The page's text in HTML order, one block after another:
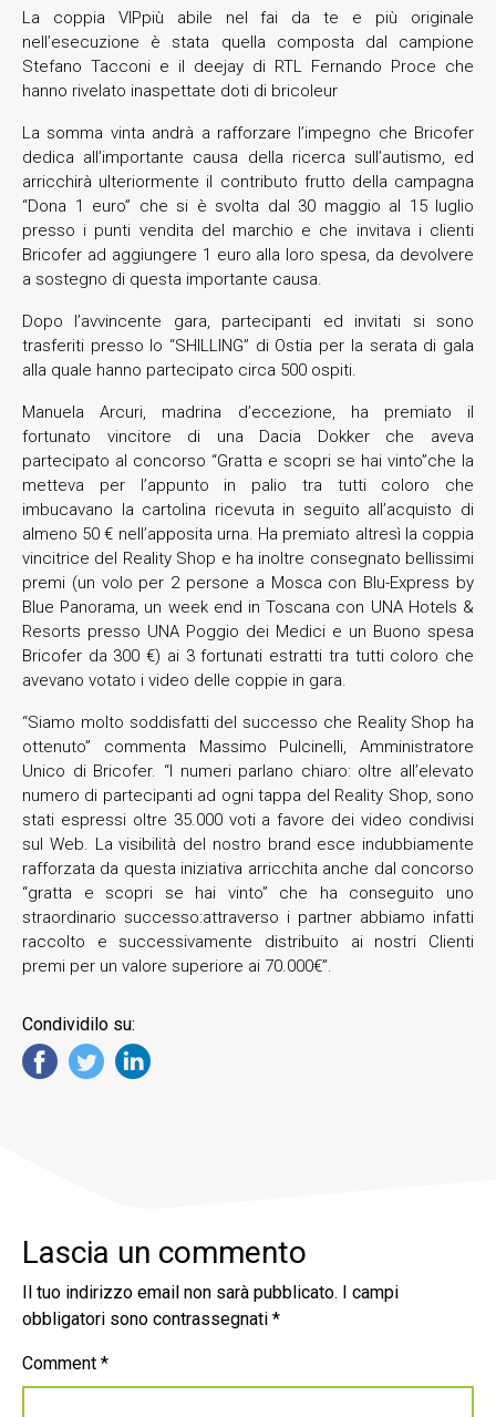
La coppia VIPpiù abile nel fai da te e più originale
nell’esecuzione è stata quella composta dal campione
Stefano Tacconi e il deejay di RTL Fernando Proce che
hanno rivelato inaspettate doti di bricoleur
La somma vinta andrà a rafforzare l’impegno che Bricofer
dedica all’importante causa della ricerca sull’autismo, ed
arricchirà ulteriormente il contributo frutto della campagna
“Dona 1 euro” che si è svolta dal 30 maggio al 15 luglio
presso i punti vendita del marchio e che invitava i clienti
Bricofer ad aggiungere 1 euro alla loro spesa, da devolvere
a sostegno di questa importante causa.
Dopo l’avvincente gara, partecipanti ed invitati si sono
trasferiti presso lo “SHILLING” di Ostia per la serata di gala
alla quale hanno partecipato circa 500 ospiti.
Manuela Arcuri, madrina d’eccezione, ha premiato il
fortunato vincitore di una Dacia Dokker che aveva
partecipato al concorso “Gratta e scopri se hai vinto”che la
metteva per l’appunto in palio tra tutti coloro che
imbucavano la cartolina ricevuta in seguito all’acquisto di
almeno 50 € nell’apposita urna. Ha premiato altresì la coppia
vincitrice del Reality Shop e ha inoltre consegnato bellissimi
premi (un volo per 2 persone a Mosca con Blu-Express by
Blue Panorama, un week end in Toscana con UNA Hotels &
Resorts presso UNA Poggio dei Medici e un Buono spesa
Bricofer da 300 €) ai 3 fortunati estratti tra tutti coloro che
avevano votato i video delle coppie in gara.
“Siamo molto soddisfatti del successo che Reality Shop ha
ottenuto” commenta Massimo Pulcinelli, Amministratore
Unico di Bricofer. “I numeri parlano chiaro: oltre all’elevato
numero di partecipanti ad ogni tappa del Reality Shop, sono
stati espressi oltre 35.000 voti a favore dei video condivisi
sul Web. La visibilità del nostro brand esce indubbiamente
rafforzata da questa iniziativa arricchita anche dal concorso
“gratta e scopri se hai vinto” che ha conseguito uno
straordinario successo:attraverso i partner abbiamo infatti
raccolto e successivamente distribuito ai nostri Clienti
premi per un valore superiore ai 70.000€”.
Condividilo su:
Lascia un commento
Il tuo indirizzo email non sarà pubblicato.
I campi
obbligatori sono contrassegnati *
Comment *